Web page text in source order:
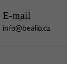
info@bealio.cz